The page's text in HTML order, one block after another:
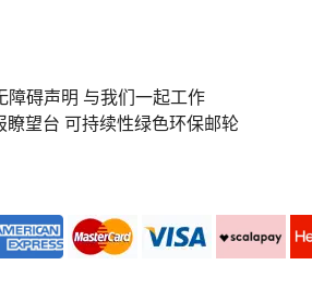
障碍声明 与我们一起工作
瞭望台 可持续性绿色环保邮轮